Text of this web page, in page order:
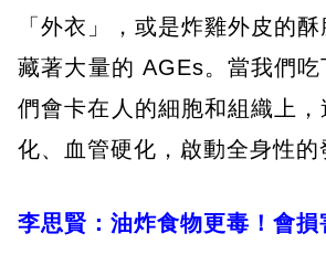
「外衣」，或是炸雞外皮的
藏著大量的 AGEs。當我們
們會卡在人的細胞和組織上
化、血管硬化，啟動全身性的
李思賢：油炸食物更毒！會損